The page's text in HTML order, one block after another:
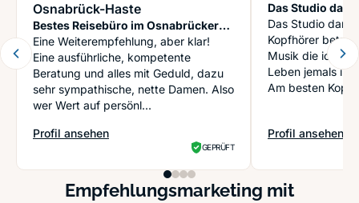
Osnabrück-Haste
Bestes Reisebüro im Osnabrücker
Land
Eine Weiterempfehlung, aber klar!
Eine ausführliche, kompetente
Beratung und alles mit Geduld, dazu
sehr sympathische, nette Damen. Also
wer Wert auf persönl...
Profil ansehen
: sonnenklar.TV Reisebüro Osnabrück-Haste
GEPRÜFT
Das Studio darf
Das Studio darf
Kopfhörer
Musik die ich in
Leben jemals
Am besten
Profil ansehen
: clever fit
Empfehlungsmarketing mit